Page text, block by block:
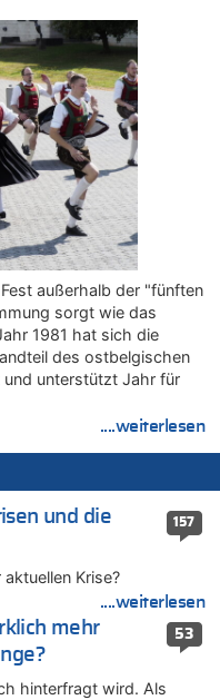
ist jetzt amtlich
ist jetzt amtlich
zu
Kritik und neuer
ist jetzt amtlich
zu
ist jetzt amtlich
zu
ist jetzt amtlich
niedrig wie noch nie
ermordet haben
niedergestochen
ist jetzt amtlich
zu
ist jetzt amtlich
Bernhard von Sinnen zu
ist jetzt amtlich
zu
zum 1. FC Köln
außerhalb der "fünften
sorgt wie das
1981 hat sich die
des ostbelgischen
unterstützt Jahr für
....weiterlesen
157
und die
Krise?
....weiterlesen
53
mehr
hinterfragt wird. Als